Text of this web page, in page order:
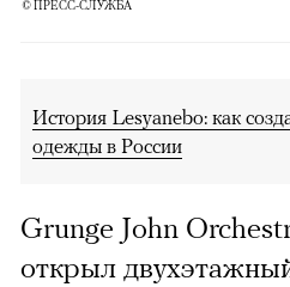
© ПРЕСС-СЛУЖБА
История Lesyanebo: как
одежды в России
Grunge John
открыл